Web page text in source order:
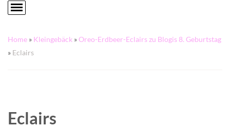
Home » Kleingebäck »Oreo-Erdbeer-Eclairs zu Blogis 8. Geburtstag
» Eclairs
Eclairs